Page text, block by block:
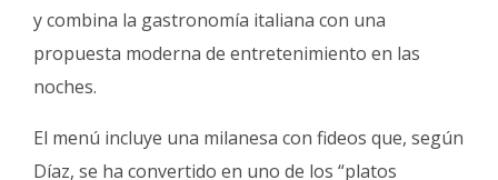
y combina la gastronomía italiana con una
propuesta moderna de entretenimiento en las
noches.
El menú incluye una milanesa con fideos que, según
Díaz, se ha convertido en uno de los “platos